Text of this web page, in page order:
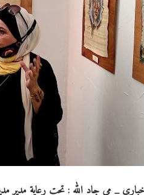
_ مي جاد الله : تحت رعاية مدير